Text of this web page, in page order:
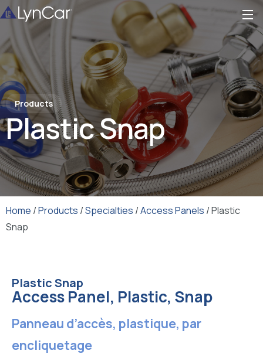
Products
Plastic Snap
Home /Products /Specialties /Access Panels / Plastic
Snap
Plastic Snap
Access Panel, Plastic, Snap
Panneau d’accès, plastique, par
encliquetage